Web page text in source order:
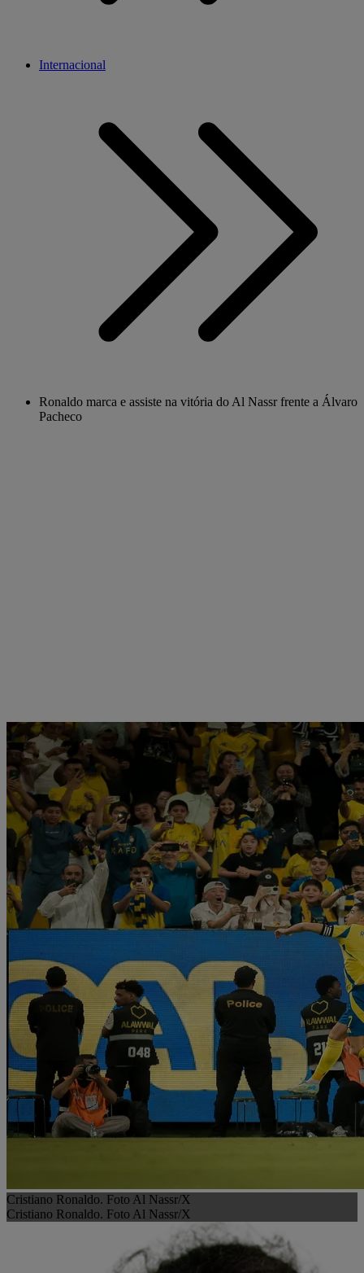
Internacional
Ronaldo marca e assiste na vitória do Al Nassr frente a Álvaro
Pacheco
Cristiano Ronaldo. Foto Al Nassr/X
Cristiano Ronaldo. Foto Al Nassr/X